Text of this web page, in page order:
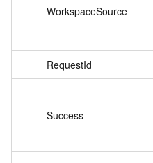
WorkspaceSource
RequestId
Success